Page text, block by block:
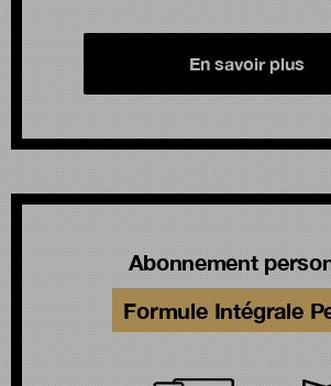
En savoir plus
Abonnement
Formule Intégrale